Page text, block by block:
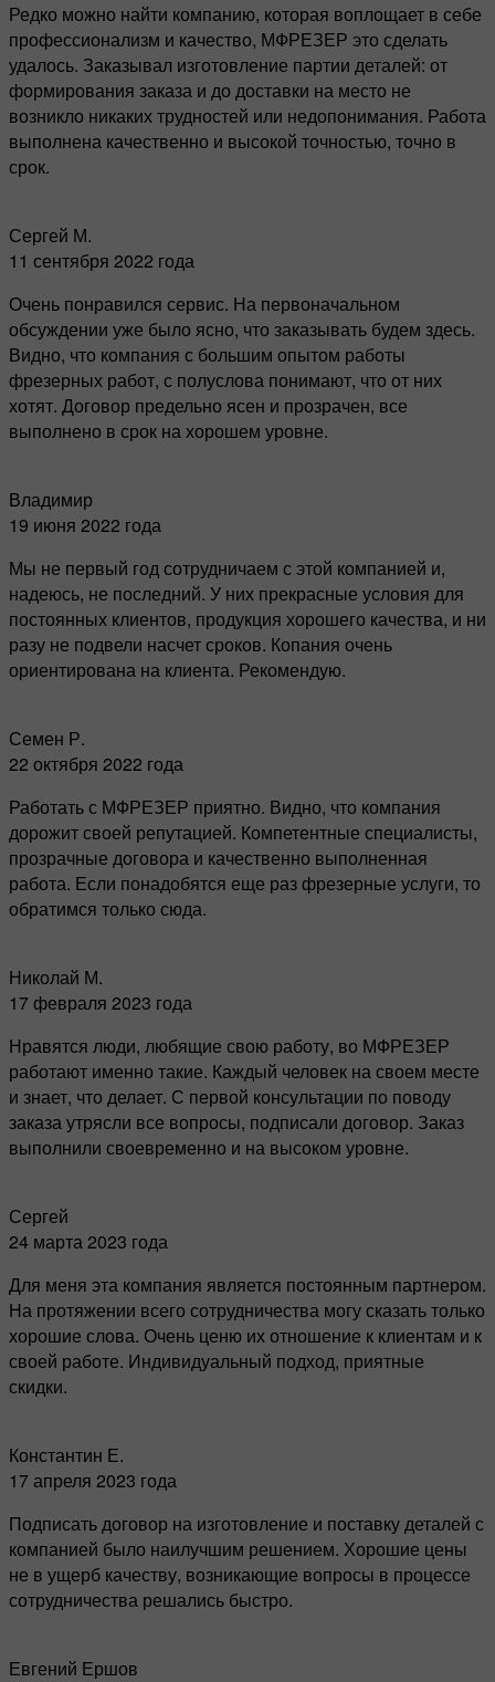
Редко можно найти компанию, которая воплощает в себе
профессионализм и качество, МФРЕЗЕР это сделать
удалось. Заказывал изготовление партии деталей: от
формирования заказа и до доставки на место не
возникло никаких трудностей или недопонимания. Работа
выполнена качественно и высокой точностью, точно в
срок.
Сергей М.
11 сентября 2022 года
Очень понравился сервис. На первоначальном
обсуждении уже было ясно, что заказывать будем здесь.
Видно, что компания с большим опытом работы
фрезерных работ, с полуслова понимают, что от них
хотят. Договор предельно ясен и прозрачен, все
выполнено в срок на хорошем уровне.
Владимир
19 июня 2022 года
Мы не первый год сотрудничаем с этой компанией и,
надеюсь, не последний. У них прекрасные условия для
постоянных клиентов, продукция хорошего качества, и ни
разу не подвели насчет сроков. Копания очень
ориентирована на клиента. Рекомендую.
Семен Р.
22 октября 2022 года
Работать с МФРЕЗЕР приятно. Видно, что компания
дорожит своей репутацией. Компетентные специалисты,
прозрачные договора и качественно выполненная
работа. Если понадобятся еще раз фрезерные услуги, то
обратимся только сюда.
Николай М.
17 февраля 2023 года
Нравятся люди, любящие свою работу, во МФРЕЗЕР
работают именно такие. Каждый человек на своем месте
и знает, что делает. С первой консультации по поводу
заказа утрясли все вопросы, подписали договор. Заказ
выполнили своевременно и на высоком уровне.
Сергей
24 марта 2023 года
Для меня эта компания является постоянным партнером.
На протяжении всего сотрудничества могу сказать только
хорошие слова. Очень ценю их отношение к клиентам и к
своей работе. Индивидуальный подход, приятные
скидки.
Константин Е.
17 апреля 2023 года
Подписать договор на изготовление и поставку деталей с
компанией было наилучшим решением. Хорошие цены
не в ущерб качеству, возникающие вопросы в процессе
сотрудничества решались быстро.
Евгений Ершов